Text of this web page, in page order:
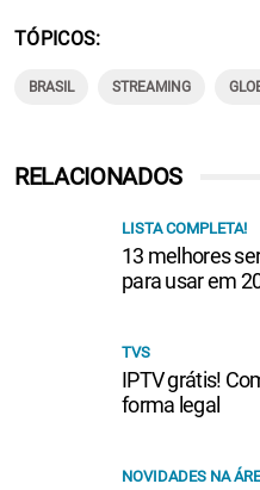
TÓPICOS
BRASIL STREAMING
RELACIONADOS
LISTA COMPLETA!
13 melhores
para usar em
TVS
IPTV grátis!
forma legal
NOVIDADES NA